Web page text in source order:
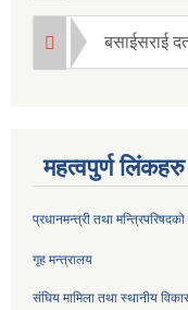
बसाईसराई
महत्वपुर्ण लिंकहरु
प्रधानमन्त्री तथा मन्त्रिपरिषदको
गृह मन्त्रालय
संघिय मामिला तथा स्थानीय